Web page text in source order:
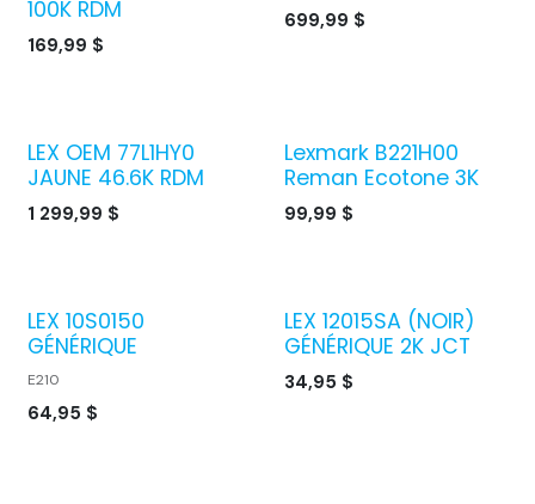
100K RDM
169,99 $
699,99 $
LEX OEM 77L1HY0
JAUNE 46.6K RDM
1 299,99 $
Lexmark B221H00
Reman Ecotone 3K
99,99 $
LEX 10S0150
GÉNÉRIQUE
E210
64,95 $
LEX 12015SA (NOIR)
GÉNÉRIQUE 2K JCT
34,95 $